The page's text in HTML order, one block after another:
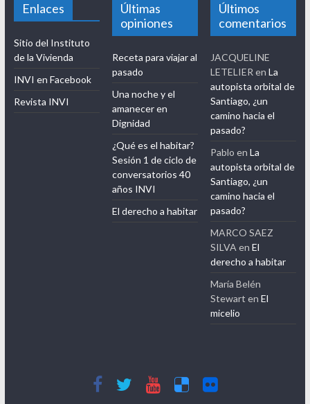
Enlaces
Sitio del Instituto
de la Vivienda
INVI en Facebook
Revista INVI
Últimas
opiniones
Receta para viajar al
pasado
Una noche y el
amanecer en
Dignidad
¿Qué es el habitar?
Sesión 1 de ciclo de
conversatorios 40
años INVI
El derecho a habitar
Últimos
comentarios
JACQUELINE
LETELIER enLa
autopista orbital de
Santiago, ¿un
camino hacia el
pasado?
Pablo enLa
autopista orbital de
Santiago, ¿un
camino hacia el
pasado?
MARCO SAEZ
SILVA enEl
derecho a habitar
María Belén
Stewart enEl
micelio